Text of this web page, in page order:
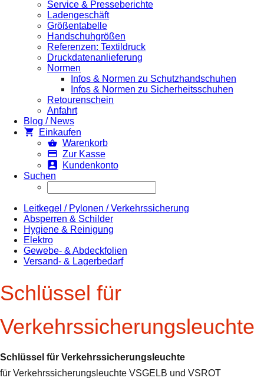
Service & Presseberichte
Ladengeschäft
Größentabelle
Handschuhgrößen
Referenzen: Textildruck
Druckdatenanlieferung
Normen
Infos & Normen zu Schutzhandschuhen
Infos & Normen zu Sicherheitsschuhen
Retourenschein
Anfahrt
Blog / News
Einkaufen
Warenkorb
Zur Kasse
Kundenkonto
Suchen
Leitkegel / Pylonen / Verkehrssicherung
Absperren & Schilder
Hygiene & Reinigung
Elektro
Gewebe- & Abdeckfolien
Versand- & Lagerbedarf
Schlüssel für
Verkehrssicherungsleuchte
Schlüssel für Verkehrssicherungsleuchte
für Verkehrssicherungsleuchte VSGELB und VSROT